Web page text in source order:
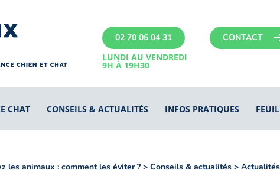
CONTACT
02 70 06 04 31
LUNDI AU VENDREDI
9H À 19H30
CHAT CONSEILS & ACTUALITÉS INFOS PRATIQUES
les animaux : comment les éviter ?> Conseils & actualités > Actualités